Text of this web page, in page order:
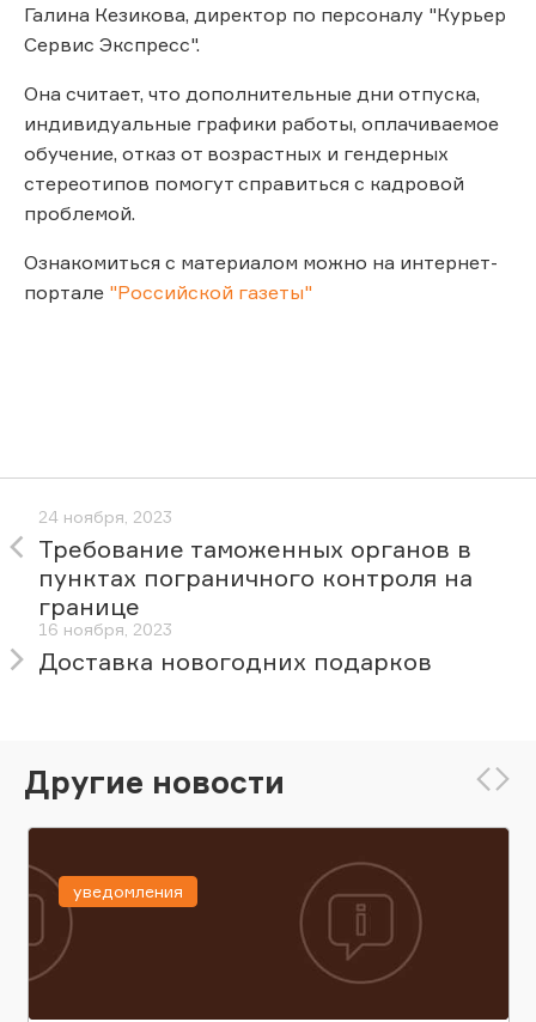
Галина Кезикова, директор по персоналу "Курьер
Сервис Экспресс".
Она считает, что дополнительные дни отпуска,
индивидуальные графики работы, оплачиваемое
обучение, отказ от возрастных и гендерных
стереотипов помогут справиться с кадровой
проблемой.
Ознакомиться с материалом можно на интернет-
портале "Российской газеты"
24 ноября, 2023
Требование таможенных органов в
пунктах пограничного контроля на
границе
16 ноября, 2023
Доставка новогодних подарков
Другие новости
уведомления